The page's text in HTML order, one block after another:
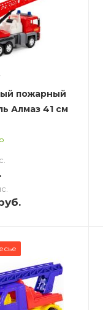
пожарный
Алмаз 41 см